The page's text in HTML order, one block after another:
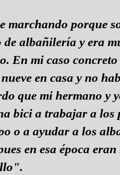
marchando porque
de albañilería y era
En mi caso
en casa y no
que mi hermano y
bici a trabajar a los
o a ayudar a los
en esa época